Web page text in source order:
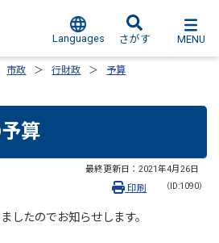
Languages さがす MENU
市政 行財政
予算
算
最終更新日： 2021年4月26日
（ID:1090）
印刷
したのでお知らせします。